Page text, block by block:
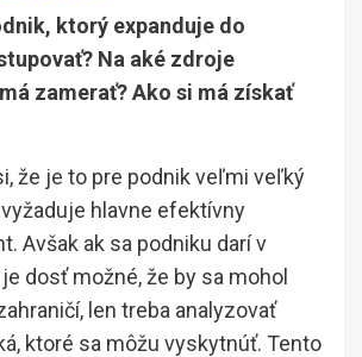
ktorý expanduje do
Na aké zdroje
zamerať? Ako si má získať
že je to pre podnik veľmi veľký
hlavne efektívny
Avšak ak sa podniku darí v
dosť možné, že by sa mohol
len treba analyzovať
ktoré sa môžu vyskytnúť. Tento